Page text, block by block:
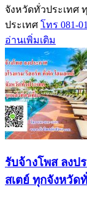
จังหวัดทั่วประเทศ
ประเทศ โทร 081-
อ่านเพิ่มเติม
รับจ้างโพส ลงป
สเตย์ ทุกจังหวัด